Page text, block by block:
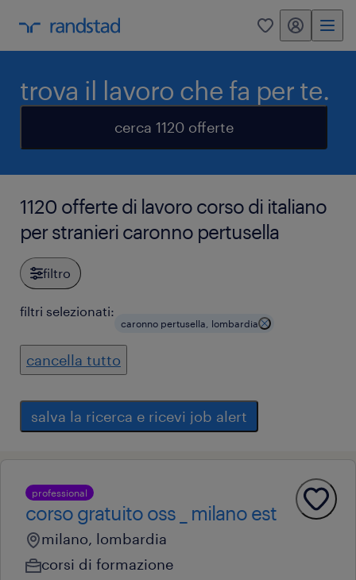
0 my randstad
trova il lavoro che fa per te.
cerca 1120 offerte
1120 offerte di lavoro corso di italiano
per stranieri caronno pertusella
filtro
filtri selezionati:
caronno pertusella, lombardia
cancella tutto
salva la ricerca e ricevi job alert
professional
corso gratuito oss _ milano est
milano, lombardia
corsi di formazione